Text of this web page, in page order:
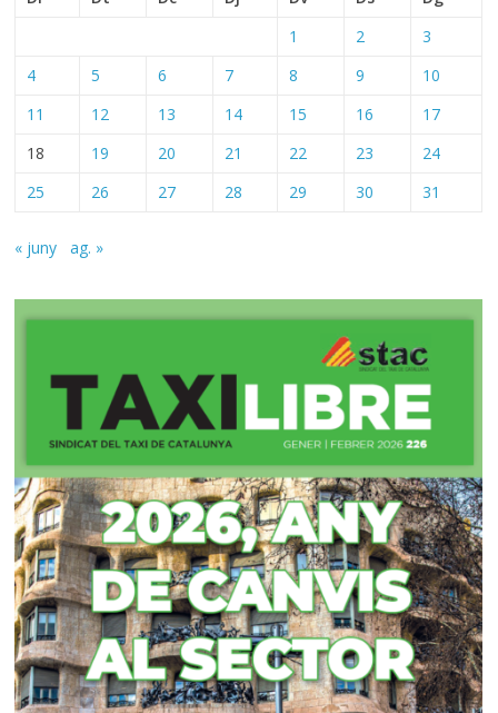
1
2
3
4
5 6 7 8 9
10
11
12 13 14 15 16
17
18
19 20 21 22 23
24
25
26 27 28 29 30 31
« juny ag. »